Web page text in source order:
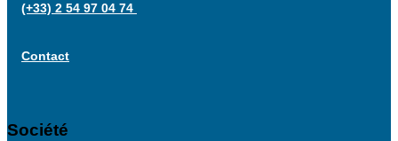
(+33) 2 54 97 04 74
Contact
Société